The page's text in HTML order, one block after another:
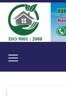
Bỏ
qua
nội
dung